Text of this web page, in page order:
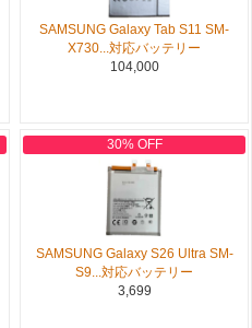
SAMSUNG Galaxy Tab S11 SM-
X730...対応バッテリー
104,000
30% OFF
SAMSUNG Galaxy S26 Ultra SM-
S9...対応バッテリー
3,699